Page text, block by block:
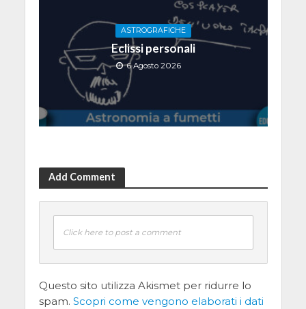
ASTROGRAFICHE
Eclissi personali
6 Agosto 2026
Add Comment
Click here to post a comment
Questo sito utilizza Akismet per ridurre lo
spam. Scopri come vengono elaborati i dati